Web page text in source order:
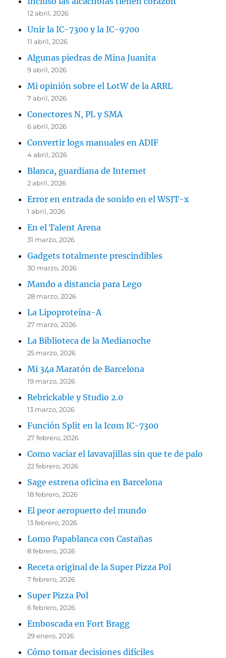
12 abril, 2026
Unir la IC-7300 y la IC-9700
11 abril, 2026
Algunas piedras de Mina Juanita
9 abril, 2026
Mi opinión sobre el LotW de la ARRL
7 abril, 2026
Conectores N, PL y SMA
6 abril, 2026
Convertir logs manuales en ADIF
4 abril, 2026
Blanca, guardiana de Internet
2 abril, 2026
Error en entrada de sonido en el WSJT-x
1 abril, 2026
En el Talent Arena
31 marzo, 2026
Gadgets totalmente prescindibles
30 marzo, 2026
Mando a distancia para Lego
28 marzo, 2026
La Lipoproteína-A
27 marzo, 2026
La Biblioteca de la Medianoche
25 marzo, 2026
Mi 34a Maratón de Barcelona
19 marzo, 2026
Rebrickable y Studio 2.0
13 marzo, 2026
Función Split en la Icom IC-7300
27 febrero, 2026
Como vaciar el lavavajillas sin que te de palo
22 febrero, 2026
Sage estrena oficina en Barcelona
18 febrero, 2026
El peor aeropuerto del mundo
13 febrero, 2026
Lomo Papablanca con Castañas
8 febrero, 2026
Receta original de la Super Pizza Pol
7 febrero, 2026
Super Pizza Pol
6 febrero, 2026
Emboscada en Fort Bragg
29 enero, 2026
Cómo tomar decisiones difíciles